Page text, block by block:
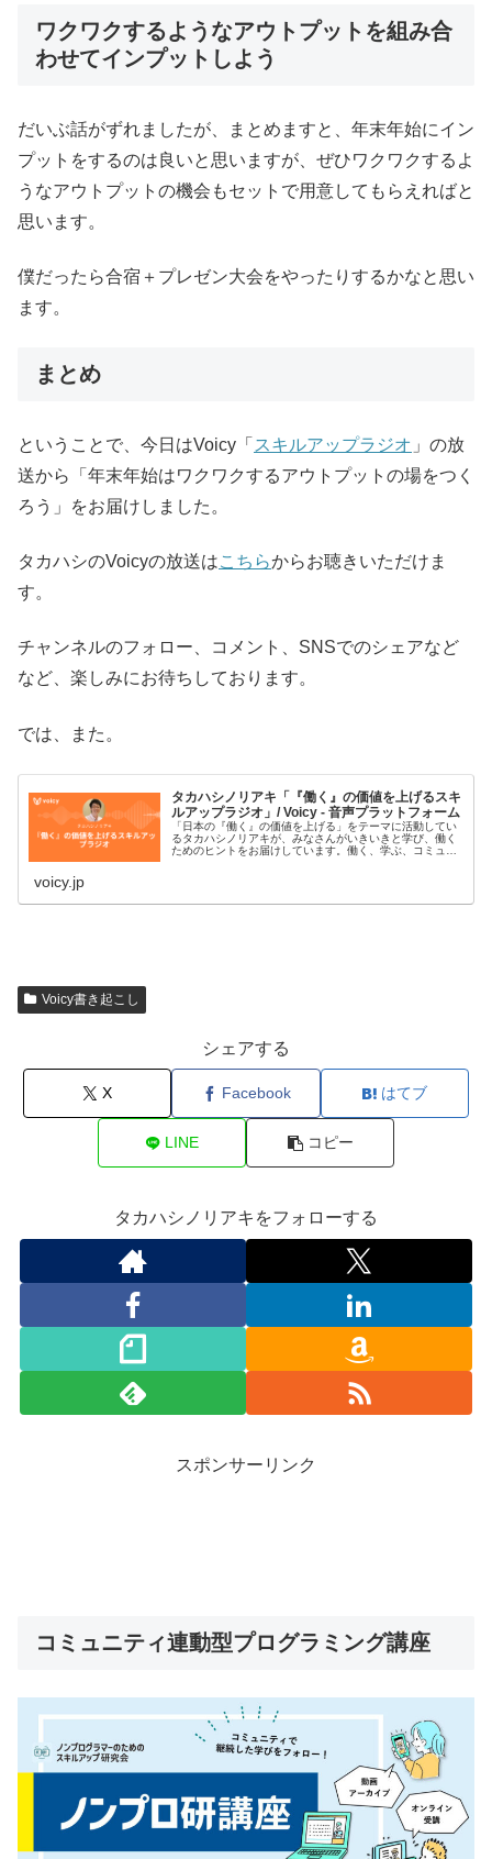
ワクワクするようなアウトプットを組み合
わせてインプットしよう
だいぶ話がずれましたが、まとめますと、年末年始にイン
プットをするのは良いと思いますが、ぜひワクワクするよ
うなアウトプットの機会もセットで用意してもらえればと
思います。
僕だったら合宿＋プレゼン大会をやったりするかなと思い
ます。
まとめ
ということで、今日はVoicy「 スキルアップラジオ 」の放
送から「年末年始はワクワクするアウトプットの場をつく
ろう」をお届けしました。
タカハシのVoicyの放送はこちらからお聴きいただけま
す。
チャンネルのフォロー、コメント、SNSでのシェアなど
など、楽しみにお待ちしております。
では、また。
タカハシノリアキ「『働く』の価値を上げるスキ
ルアップラジオ」/ Voicy - 音声プラットフォーム
「日本の『働く』の価値を上げる」をテーマに活動してい
るタカハシノリアキが、みなさんがいきいきと学び、働く
ためのヒントをお届けしています。働く、学ぶ、コミュニ
voicy.jp
Voicy書き起こし
シェアする
X Facebook はてブ
LINE コピー
タカハシノリアキをフォローする
スポンサーリンク
コミュニティ連動型プログラミング講座